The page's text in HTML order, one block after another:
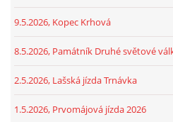
9.5.2026, Kopec Krhová
8.5.2026, Památník Druhé světové
2.5.2026, Lašská jízda Trnávka
1.5.2026, Prvomájová jízda 2026